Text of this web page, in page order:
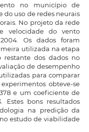
no município de
do uso de redes neurais
No projeto da rede
velocidade do vento
Os dados foram
utilizada na etapa
dos dados no
de desempenho
para comparar
obteve-se
e um coeficiente de
Estes bons resultados
na predição da
estudo de viabilidade